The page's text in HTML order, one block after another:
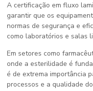
A certificação em fluxo
garantir que os
normas de segurança e
como laboratórios e salas
Em setores como
onde a esterilidade é
é de extrema importância
processos e a qualidade